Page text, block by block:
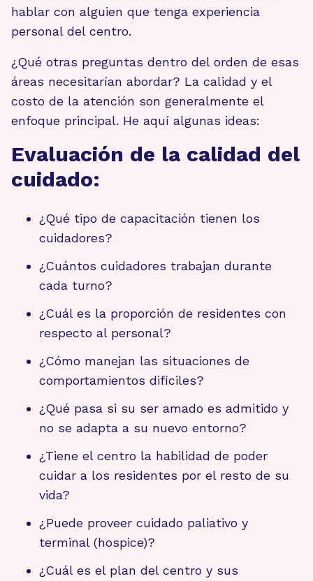
hablar con alguien que tenga experiencia
personal del centro.
¿Qué otras preguntas dentro del orden de esas
áreas necesitarían abordar? La calidad y el
costo de la atención son generalmente el
enfoque principal. He aquí algunas ideas:
Evaluación de la calidad del
cuidado:
¿Qué tipo de capacitación tienen los
cuidadores?
¿Cuántos cuidadores trabajan durante
cada turno?
¿Cuál es la proporción de residentes con
respecto al personal?
¿Cómo manejan las situaciones de
comportamientos difíciles?
¿Qué pasa si su ser amado es admitido y
no se adapta a su nuevo entorno?
¿Tiene el centro la habilidad de poder
cuidar a los residentes por el resto de su
vida?
¿Puede proveer cuidado paliativo y
terminal (hospice)?
¿Cuál es el plan del centro y sus